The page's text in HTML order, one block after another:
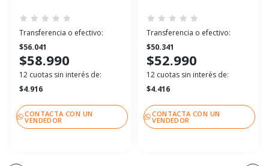
Transferencia o efectivo:
$56.041
$58.990
12 cuotas sin interés de:
$4.916
CONTACTA CON UN
VENDEDOR
Transferencia o efectivo:
$50.341
$52.990
12 cuotas sin interés de:
$4.416
CONTACTA CON UN
VENDEDOR